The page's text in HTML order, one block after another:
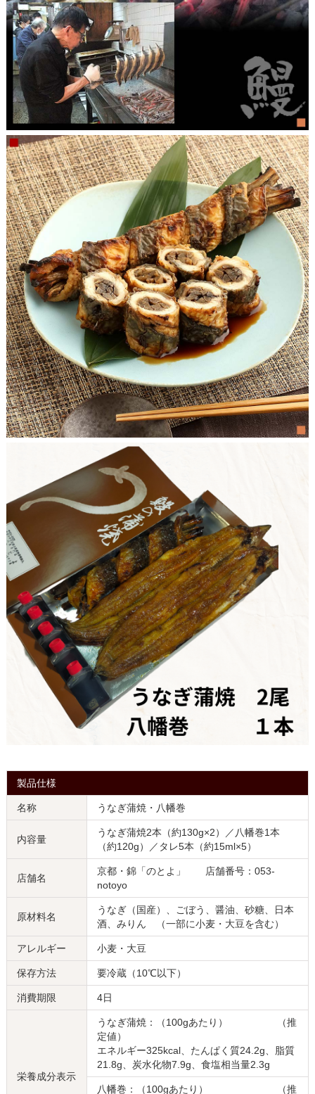
製品仕様
名称 うなぎ蒲焼・八幡巻
内容量
うなぎ蒲焼2本（約130g×2）／八幡巻1本
（約120g）／タレ5本（約15ml×5）
店舗名
京都・錦「のとよ」 店舗番号：053-
notoyo
原材料名
うなぎ（国産）、ごぼう、醤油、砂糖、日本
酒、みりん （一部に小麦・大豆を含む）
アレルギー 小麦・大豆
保存方法 要冷蔵（10℃以下）
消費期限 4日
栄養成分表示
うなぎ蒲焼：（100gあたり） （推
定値）
エネルギー325kcal、たんぱく質24.2g、脂質
21.8g、炭水化物7.9g、食塩相当量2.3g
八幡巻：（100gあたり） （推